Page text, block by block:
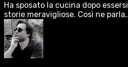
Ha sposato la cucina dopo
storie meravigliose. Così ne